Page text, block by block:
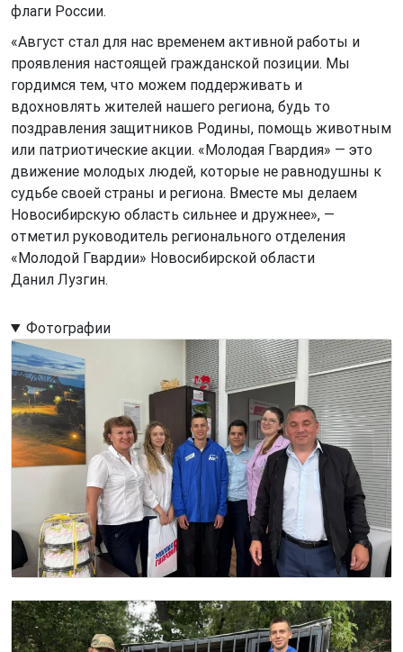
флаги России.
«Август стал для нас временем активной работы и
проявления настоящей гражданской позиции. Мы
гордимся тем, что можем поддерживать и
вдохновлять жителей нашего региона, будь то
поздравления защитников Родины, помощь животным
или патриотические акции. «Молодая Гвардия» — это
движение молодых людей, которые не равнодушны к
судьбе своей страны и региона. Вместе мы делаем
Новосибирскую область сильнее и дружнее», —
отметил руководитель регионального отделения
«Молодой Гвардии» Новосибирской области
Данил Лузгин.
Фотографии
Image
Image